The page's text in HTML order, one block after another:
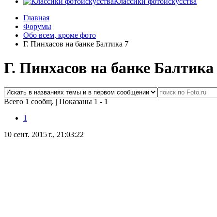
Главная
Форумы
Обо всем, кроме фото
Г. Пинхасов на банке Балтика 7
Г. Пинхасов на банке Балтика
Всего 1 сообщ. | Показаны 1 - 1
1
10 сент. 2015 г., 21:03:22